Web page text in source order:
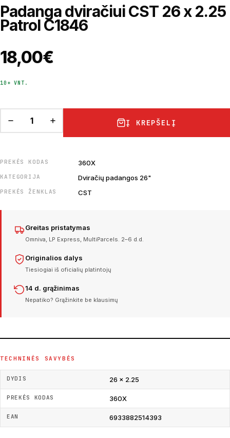
Padanga dviračiui CST 26 x 2.25
Patrol C1846
18,00€
10+ VNT.
Į KREPŠELĮ
PREKĖS KODAS 360X
KATEGORIJA Dviračių padangos 26"
PREKĖS ŽENKLAS CST
Greitas pristatymas
Omniva, LP Express, MultiParcels. 2–6 d.d.
Originalios dalys
Tiesiogiai iš oficialių platintojų
14 d. grąžinimas
Nepatiko? Grąžinkite be klausimų
TECHNINĖS SAVYBĖS
DYDIS 26 × 2.25
PREKĖS KODAS 360X
EAN 6933882514393